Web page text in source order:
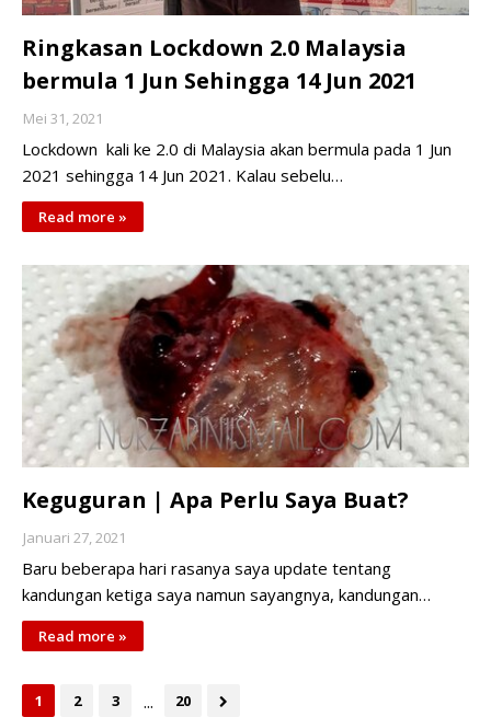
Ringkasan Lockdown 2.0 Malaysia
bermula 1 Jun Sehingga 14 Jun 2021
Mei 31, 2021
Lockdown kali ke 2.0 di Malaysia akan bermula pada 1 Jun
2021 sehingga 14 Jun 2021. Kalau sebelu…
Read more »
Keguguran | Apa Perlu Saya Buat?
Januari 27, 2021
Baru beberapa hari rasanya saya update tentang
kandungan ketiga saya namun sayangnya, kandungan…
Read more »
1 2 3 ... 20